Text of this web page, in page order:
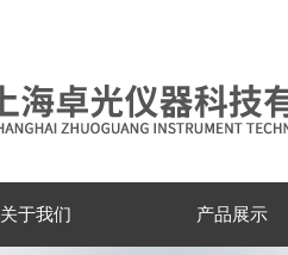
关于我们 产品展示